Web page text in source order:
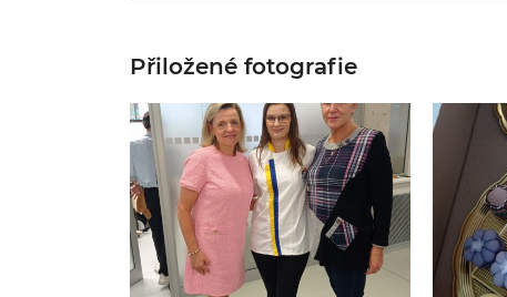
Přiložené fotografie